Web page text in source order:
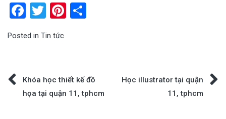
Facebook
TwitterPinterest
Posted in Tin tức
ĐiềuKhóa học thiết kế đồ
họa tại quận 11, tphcm
Học illustrator tại quận
11, tphcm